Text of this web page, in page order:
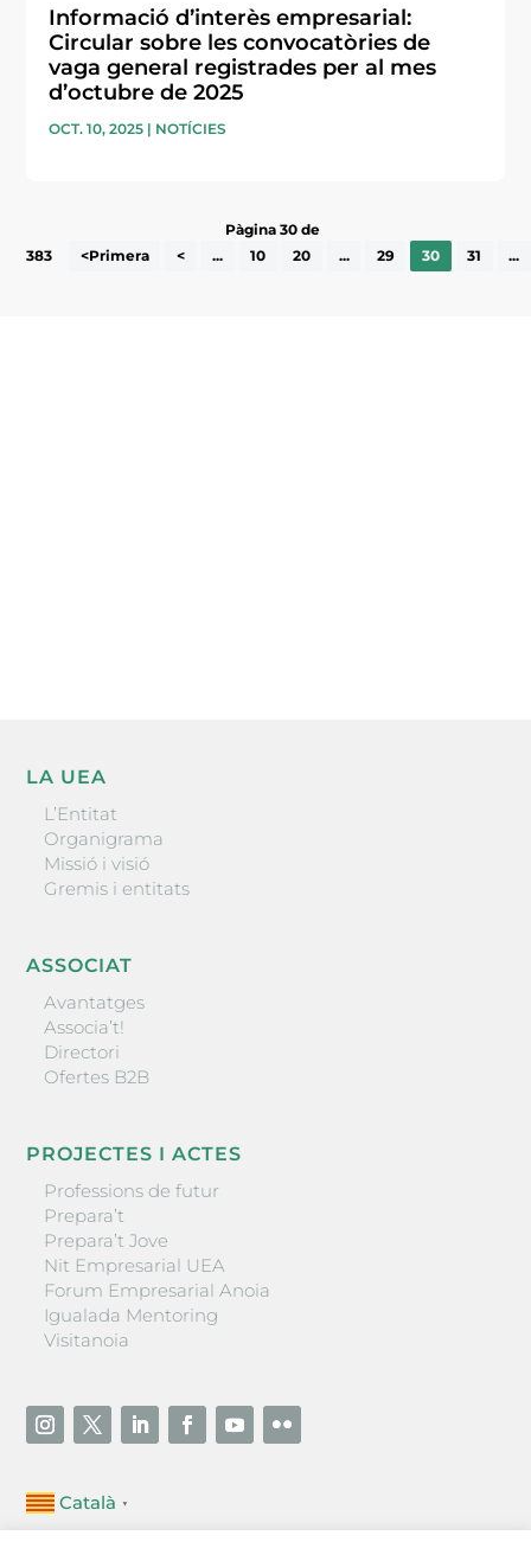
Informació d’interès empresarial:
Circular sobre les convocatòries de
vaga general registrades per al mes
d’octubre de 2025
OCT. 10, 2025 | NOTÍCIES
Pàgina 30 de
383
<Primera < ... 10 20 ... 29 30 31 ...
LA UEA
L’Entitat
Organigrama
Missió i visió
Gremis i entitats
ASSOCIAT
Avantatges
Associa’t!
Directori
Ofertes B2B
PROJECTES I ACTES
Professions de futur
Prepara’t
Prepara’t Jove
Nit Empresarial UEA
Forum Empresarial Anoia
Igualada Mentoring
Visitanoia
Català ▼